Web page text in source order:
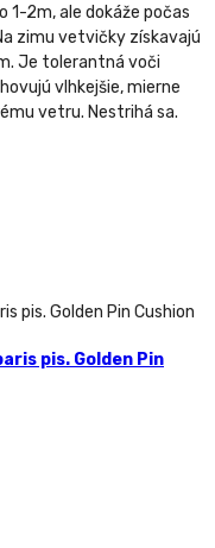
1-2m, ale dokáže počas
zimu vetvičky získavajú
Je tolerantná voči
vlhkejšie, mierne
vetru. Nestrihá sa.
pis. Golden Pin